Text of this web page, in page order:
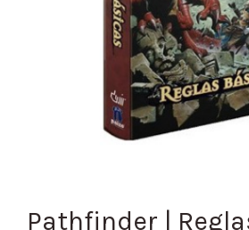
Pathfinder |